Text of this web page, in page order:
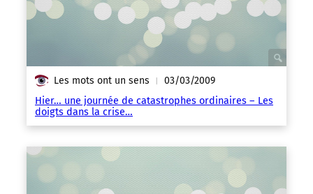
Les mots ont un sens | 03/03/2009
Hier… une journée de catastrophes ordinaires – Les
doigts dans la crise…